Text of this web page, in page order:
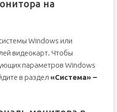
на
Windows или
видеокарт. Чтобы
параметров Windows
в раздел «Система» –